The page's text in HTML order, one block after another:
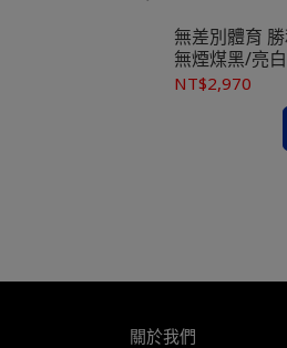
無差別體育
NT$2,970
關於我們